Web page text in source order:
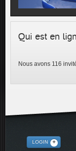
Qui est en
Nous avons 116
LOGIN